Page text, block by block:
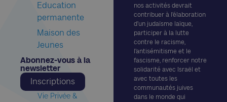
nos activités devrait
contribuer à l’élaboration
d’un judaïsme laïque,
participer à la lutte
contre le racisme,
l’antisémitisme et le
fascisme, renforcer notre
solidarité avec Israël et
avec toutes les
communautés juives
dans le monde qui
Education
permanente
Maison des
Jeunes
Abonnez-vous à la
newsletter​
Inscriptions
Vie Privée &